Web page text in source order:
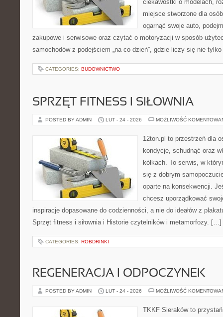
ciekawostki o modelach,
miejsce stworzone dla
ogarnąć swoje auto,
zakupowe i serwisowe oraz czytać o motoryzacji w sposób
samochodów z podejściem „na co dzień”, gdzie liczy się nie
CATEGORIES: BUDOWNICTWO
SPRZĘT FITNESS I SIŁOWNIA
POSTED BY ADMIN LUT - 24 - 2026 MOŻLIWOŚĆ
12ton.pl to przestrzeń dla
kondycję, schudnąć oraz
kółkach. To serwis, w
się z dobrym
oparte na konsekwencji.
chcesz uporządkować
inspiracje dopasowane do codzienności, a nie do ideałów z
Sprzęt fitness i siłownia i Historie czytelników i metamorfozy. […]
CATEGORIES: ROBDRINKI
REGENERACJA I ODPOCZYNEK
POSTED BY ADMIN LUT - 24 - 2026 MOŻLIWOŚĆ
TKKF Sieraków to